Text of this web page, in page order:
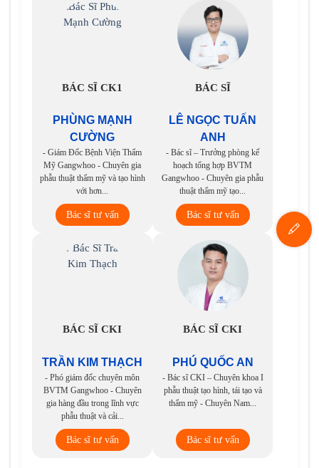
BÁC SĨ CK1
PHÙNG MẠNH
CƯỜNG
- Giám Đốc Bệnh Viện Thẩm
Mỹ Gangwhoo - Chuyên gia
phẫu thuật thẩm mỹ và tạo hình
với hơn...
Bác sĩ tư vấn
BÁC SĨ
LÊ NGỌC TUẤN
ANH
- Bác sĩ – Trưởng phòng kế
hoạch tổng hợp BVTM
Gangwhoo - Chuyên gia phẫu
thuật thẩm mỹ tạo...
Bác sĩ tư vấn
BÁC SĨ CKI
TRẦN KIM THẠCH
- Phó giám đốc chuyên môn
BVTM Gangwhoo - Chuyên
gia hàng đầu trong lĩnh vực
phẫu thuật và cải...
Bác sĩ tư vấn
BÁC SĨ CKI
PHÚ QUỐC AN
- Bác sĩ CKI – Chuyên khoa I
phẫu thuật tạo hình, tái tạo và
thẩm mỹ - Chuyên Nam...
Bác sĩ tư vấn